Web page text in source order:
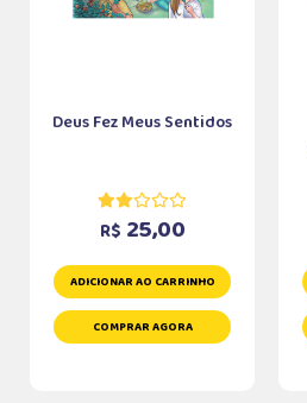
Deus Fez Meus Sentidos
R$ 25,00
ADICIONAR AO CARRINHO
COMPRAR AGORA